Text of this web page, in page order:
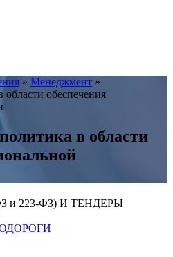
» Менеджмент »
области обеспечения
в области
и 223-ФЗ) И ТЕНДЕРЫ